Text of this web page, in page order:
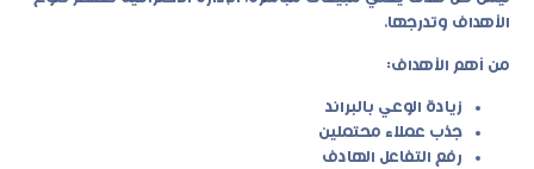
الأهداف وتدرجها.
من أهم الأهداف:
زيادة الوعي بالبراند
جذب عملاء محتملين
رفع التفاعل الهادف